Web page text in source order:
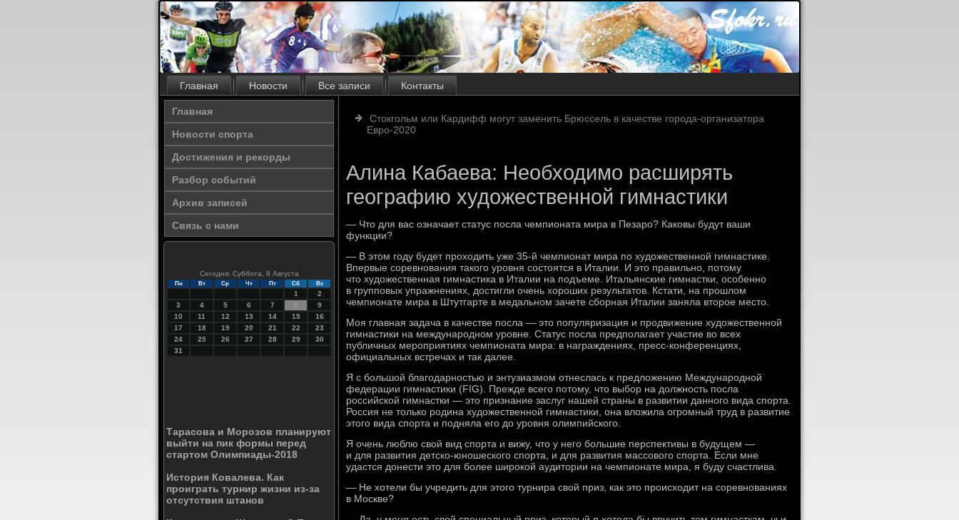
Главная Новости Все записи Контакты
Главная
Новости спорта
Достижения и рекорды
Разбор событий
Архив записей
Связь с нами
Сегодня: Суббота, 8 Августа
Пн Вт Ср Чт Пт Сб Вс
1
2
3
4 5 6 7 8
9
10
11 12 13 14 15
16
17
18 19 20 21 22
23
24
25 26 27 28 29
30
31
Тарасова и Морозов планируют
выйти на пик формы перед
стартом Олимпиады-2018
История Ковалева. Как
проиграть турнир жизни из-за
отсутствия штанов
Стокгольм или Кардифф могут заменить Брюссель в качестве города-организатора
Евро-2020
Алина Кабаева: Необходимо расширять
географию художественной гимнастики
— Что для вас означает статус посла чемпионата мира в Пезаро? Каковы будут ваши
функции?
— В этом году будет проходить уже 35-й чемпионат мира по художественной гимнастике.
Впервые соревнования такого уровня состоятся в Италии. И это правильно, потому
что художественная гимнастика в Италии на подъеме. Итальянские гимнастки, особенно
в групповых упражнениях, достигли очень хороших результатов. Кстати, на прошлом
чемпионате мира в Штутгарте в медальном зачете сборная Италии заняла второе место.
Моя главная задача в качестве посла — это популяризация и продвижение художественной
гимнастики на международном уровне. Статус посла предполагает участие во всех
публичных мероприятиях чемпионата мира: в награждениях, пресс-конференциях,
официальных встречах и так далее.
Я с большой благодарностью и энтузиазмом отнеслась к предложению Международной
федерации гимнастики (FIG). Прежде всего потому, что выбор на должность посла
российской гимнастки — это признание заслуг нашей страны в развитии данного вида спорта.
Россия не только родина художественной гимнастики, она вложила огромный труд в развитие
этого вида спорта и подняла его до уровня олимпийского.
Я очень люблю свой вид спорта и вижу, что у него большие перспективы в будущем —
и для развития детско-юношеского спорта, и для развития массового спорта. Если мне
удастся донести это для более широкой аудитории на чемпионате мира, я буду счастлива.
— Не хотели бы учредить для этого турнира свой приз, как это происходит на соревнованиях
в Москве?